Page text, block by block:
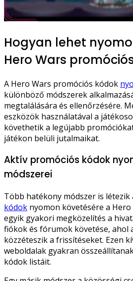
Hogyan lehet
Hero Wars
A Hero Wars promóciós kódok
különböző módszerek
megtalálására és ellenőrzésére.
eszközök használatával a
követhetik a legújabb
játékon belüli jutalmaikat.
Aktív promóciós kódok
módszerei
Több hatékony módszer is létezik
kódok nyomon követésére a Hero
egyik gyakori megközelítés a
fiókok és fórumok követése, ahol
közzéteszik a frissítéseket. Ezen
weboldalak gyakran
kódok listáit.